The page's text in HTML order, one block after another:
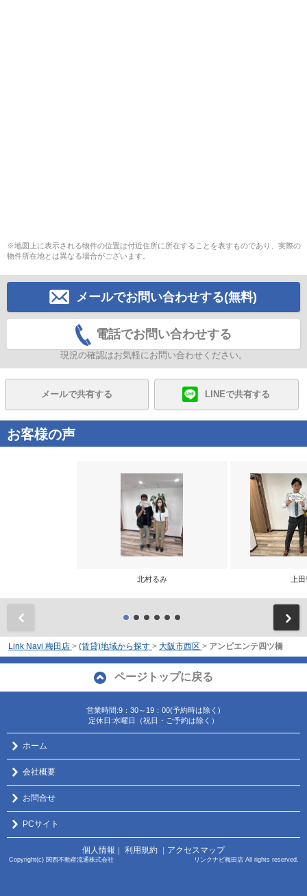
※地図上に表示される物件の位置は付近住所に所在することを表すものであり、実際の
物件所在地とは異なる場合がございます。
メールでお問い合わせする(無料)
電話でお問い合わせする
現況の確認はお気軽にお問い合わせください。
メールで共有する LINEで共有する
お客様の声
北村るみ 上
Link Navi 梅田店 > (賃貸)地域から探す > 大阪市西区 > アンビエンテ四ツ橋
ページトップに戻る
営業時間:9：30～19：00(予約時は除く)
定休日:水曜日（祝日・ご予約は除く）
ホーム
会社概要
お問合せ
PCサイト
個人情報 利用規約 アクセスマップ
Copyright(c) 関西不動産流通株式会社 リンクナビ梅田店 All rights reserved.